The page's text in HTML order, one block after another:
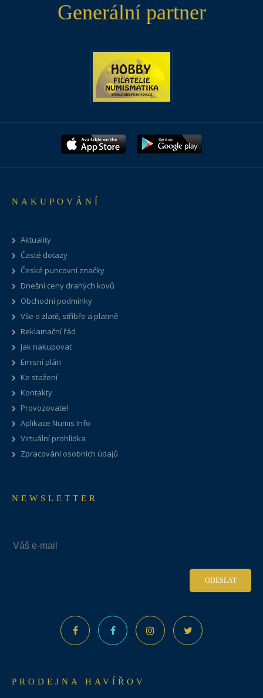
Generální partner
NAKUPOVÁNÍ
Aktuality
Časté dotazy
České puncovní značky
Dnešní ceny drahých kovů
Obchodní podmínky
Vše o zlatě, stříbře a platině
Reklamační řád
Jak nakupovat
Emisní plán
Ke stažení
Kontakty
Provozovatel
Aplikace Numis Info
Virtuální prohlídka
Zpracování osobních údajů
NEWSLETTER
ODESLAT
PRODEJNA HAVÍŘOV